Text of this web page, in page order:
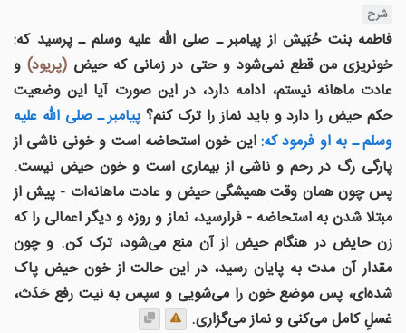
شرح
فاطمه بنت حُبَیش از پیامبر ـ صلی الله علیه وسلم ـ پرسید که:
خونریزی من قطع نمی‌شود و حتی در زمانی که حیض (پریود)و
عادت ماهانه نیستم، ادامه دارد، در این صورت آیا این وضعیت
حکم حیض را دارد و باید نماز را ترک کنم؟پیامبر ـ صلی الله علیه
وسلم ـ به او فرمود که:این خون استحاضه است و خونی ناشی از
پارگی رگ در رحم و ناشی از بیماری است و خون حیض نیست.
پس چون همان وقت همیشگی حیض و عادت ماهانه‌ات - پیش از
مبتلا شدن به استحاضه - فرارسید، نماز و روزه و دیگر اعمالی را که
زن حایض در هنگام حیض از آن منع می‌شود، ترک کن. و چون
مقدار آن مدت به پایان رسید، در این حالت از خون حیض پاک
شده‌ای، پس موضع خون را می‌شویی و سپس به نیت رفع حَدَث،
غسلِ کامل می‌کنی و نماز می‌گزاری.